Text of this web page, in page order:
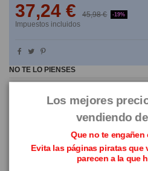
37,24 € 45,98 € -19%
Impuestos incluidos
NO TE LO PIENSES
Los mejores
vendiendo
Que no te
Evita las páginas piratas que
parecen a la que